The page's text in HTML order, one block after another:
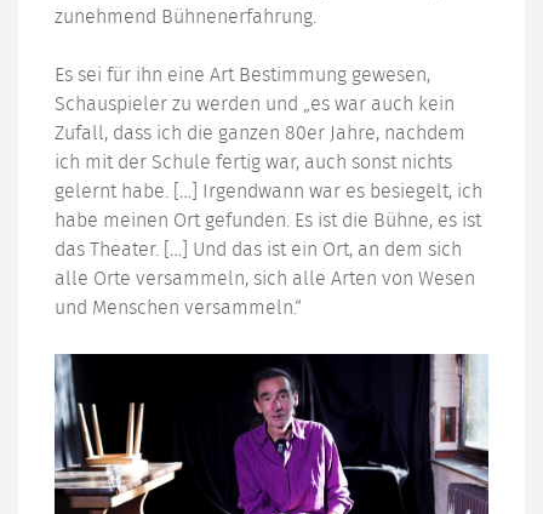
zunehmend Bühnenerfahrung.
Es sei für ihn eine Art Bestimmung gewesen,
Schauspieler zu werden und „es war auch kein
Zufall, dass ich die ganzen 80er Jahre, nachdem
ich mit der Schule fertig war, auch sonst nichts
gelernt habe. […] Irgendwann war es besiegelt, ich
habe meinen Ort gefunden. Es ist die Bühne, es ist
das Theater. […] Und das ist ein Ort, an dem sich
alle Orte versammeln, sich alle Arten von Wesen
und Menschen versammeln.“